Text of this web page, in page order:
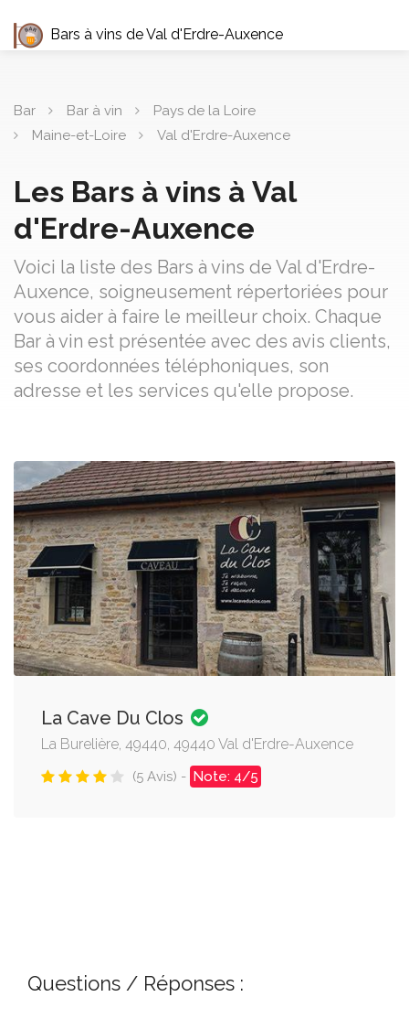
Bars à vins de Val d'Erdre-Auxence
Bar Bar à vin
Pays de la Loire
Maine-et-Loire
Val d'Erdre-Auxence
Les Bars à vins à Val
d'Erdre-Auxence
Voici la liste des Bars à vins de Val d'Erdre-
Auxence, soigneusement répertoriées pour
vous aider à faire le meilleur choix. Chaque
Bar à vin est présentée avec des avis clients,
ses coordonnées téléphoniques, son
adresse et les services qu'elle propose.
La Cave Du Clos
La Burelière, 49440, 49440 Val d'Erdre-Auxence
(5 Avis) - Note: 4/5
Questions / Réponses :